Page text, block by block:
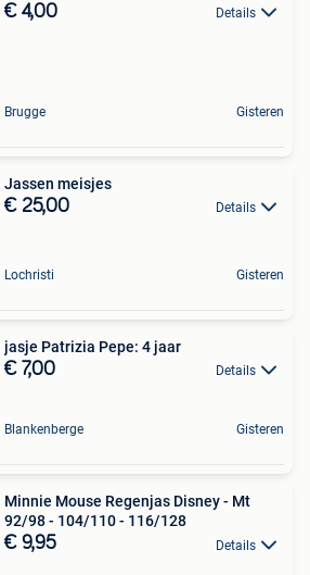
€ 4,00 Details
Brugge Gisteren
Jassen meisjes
€ 25,00 Details
Lochristi Gisteren
jasje Patrizia Pepe: 4 jaar
€ 7,00 Details
Blankenberge Gisteren
Minnie Mouse Regenjas Disney - Mt
92/98 - 104/110 - 116/128
€ 9,95 Details